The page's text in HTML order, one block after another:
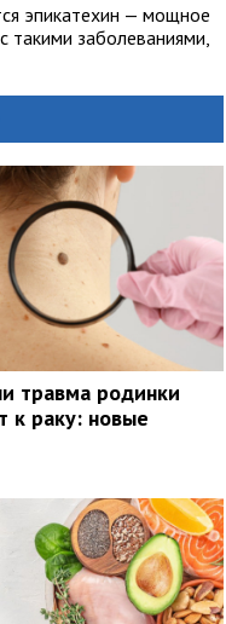
эпикатехин — мощное
такими заболеваниями,
травма родинки
к раку: новые